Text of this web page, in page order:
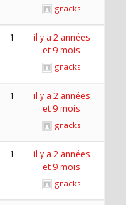
gnacks
1
il y a 2 années
et 9 mois
gnacks
1
il y a 2 années
et 9 mois
gnacks
1
il y a 2 années
et 9 mois
gnacks